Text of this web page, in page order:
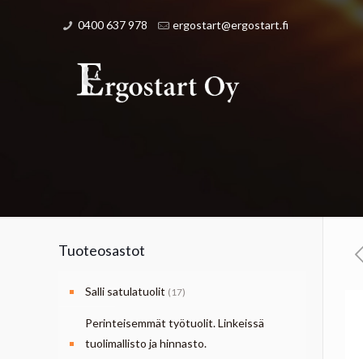
0400 637 978 ergostart@ergostart.fi
Tuoteosastot
Salli satulatuolit (17)
Perinteisemmät työtuolit. Linkeissä
tuolimallisto ja hinnasto.